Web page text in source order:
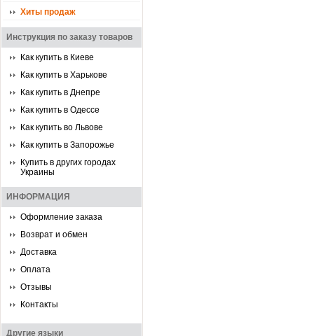
Хиты продаж
Инструкция по заказу товаров
Как купить в Киеве
Как купить в Харькове
Как купить в Днепре
Как купить в Одессе
Как купить во Львове
Как купить в Запорожье
Купить в других городах
Украины
ИНФОРМАЦИЯ
Оформление заказа
Возврат и обмен
Доставка
Оплата
Отзывы
Контакты
Другие языки